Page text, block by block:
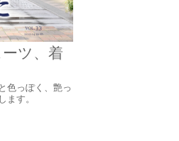
ーツ、着
色っぽく、艶っ
ます。